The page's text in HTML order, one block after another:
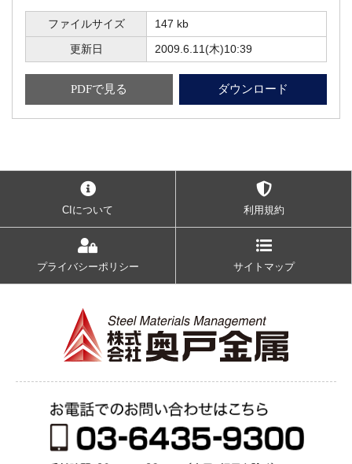
ファイルサイズ
147 kb
更新日
2009.6.11(木)10:39
PDFで見る ダウンロード
CIについて 利用規約
プライバシーポリシー サイトマップ